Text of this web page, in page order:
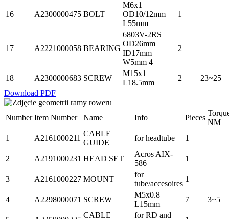
16 A2300000475 BOLT
M6x1
OD10/12mm
L55mm
1
17 A2221000058 BEARING
6803V-2RS
OD26mm
ID17mm
W5mm 4
2
18 A2300000683 SCREW
M15x1
L18.5mm
2
23~25
Download PDF
Number Item Number Name Info Pieces
NM
1
A2161000211
CABLE
GUIDE
for headtube 1
2 A2191000231 HEAD SET
Acros AIX-
586
1
3 A2161000227 MOUNT
for
tube/accesoires
1
4 A2298000071 SCREW
M5x0.8
L15mm
7 3~5
CABLE
for RD and